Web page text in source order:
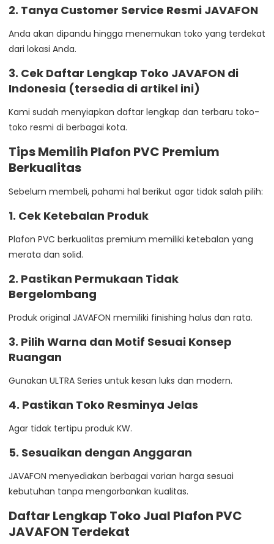
2. Tanya Customer Service Resmi JAVAFON
Anda akan dipandu hingga menemukan toko yang terdekat
dari lokasi Anda.
3. Cek Daftar Lengkap Toko JAVAFON di
Indonesia (tersedia di artikel ini)
Kami sudah menyiapkan daftar lengkap dan terbaru toko-
toko resmi di berbagai kota.
Tips Memilih Plafon PVC Premium
Berkualitas
Sebelum membeli, pahami hal berikut agar tidak salah pilih:
1. Cek Ketebalan Produk
Plafon PVC berkualitas premium memiliki ketebalan yang
merata dan solid.
2. Pastikan Permukaan Tidak
Bergelombang
Produk original JAVAFON memiliki finishing halus dan rata.
3. Pilih Warna dan Motif Sesuai Konsep
Ruangan
Gunakan ULTRA Series untuk kesan luks dan modern.
4. Pastikan Toko Resminya Jelas
Agar tidak tertipu produk KW.
5. Sesuaikan dengan Anggaran
JAVAFON menyediakan berbagai varian harga sesuai
kebutuhan tanpa mengorbankan kualitas.
Daftar Lengkap Toko Jual Plafon PVC
JAVAFON Terdekat